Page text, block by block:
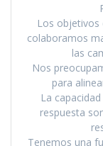
Los objetivos
colaboramos
las
Nos
para
La
respuesta
Tenemos una